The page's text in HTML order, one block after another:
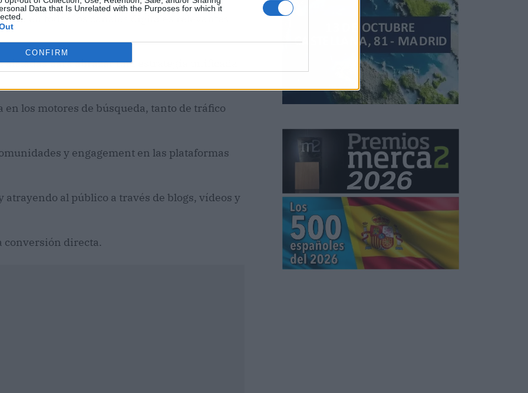
Data that Is Unrelated with the Purposes for which it
CONFIRM
impacto desde el primer momento a
en todos los canales digitales relevantes
aisladas para abrazar una estrategia unificada
los motores de búsqueda, tanto de tráfico
y engagement en las plataformas
atrayendo al público a través de blogs, vídeos y
conversión directa.